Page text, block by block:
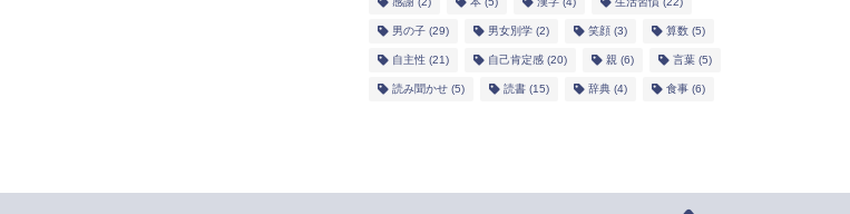
2020-03-31
男の子(29) 男女別学(2) 笑顔(3) 算数(5)
自主性(21) 自己肯定感(20) 親(6) 言葉(5)
読み聞かせ(5) 読書(15) 辞典(4) 食事(6)